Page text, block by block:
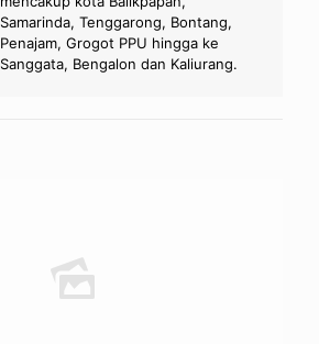
Samarinda, Tenggarong, Bontang,
Penajam, Grogot PPU hingga ke
Sanggata, Bengalon dan Kaliurang.